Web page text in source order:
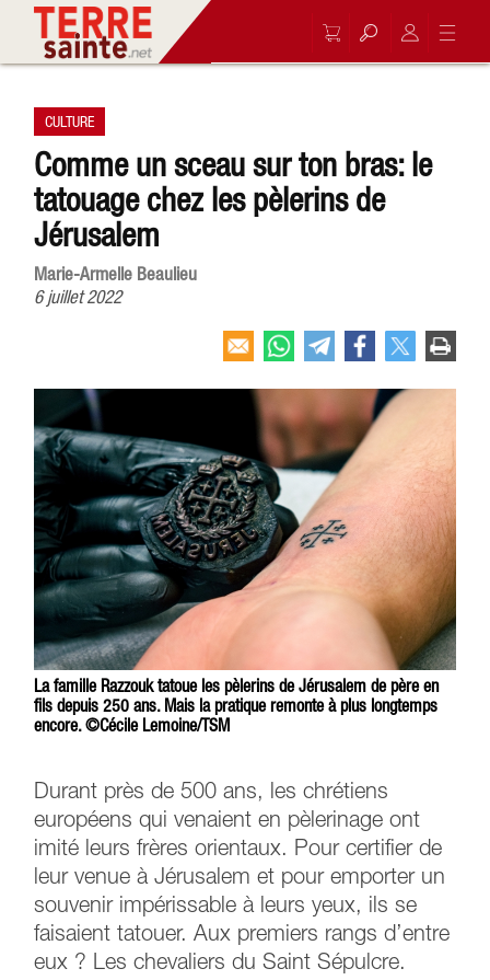
CULTURE
Comme un sceau sur ton bras: le
tatouage chez les pèlerins de
Jérusalem
Marie-Armelle Beaulieu
6 juillet 2022
La famille Razzouk tatoue les pèlerins de Jérusalem de père en
fils depuis 250 ans. Mais la pratique remonte à plus longtemps
encore. ©Cécile Lemoine/TSM
Durant près de 500 ans, les chrétiens
européens qui venaient en pèlerinage ont
imité leurs frères orientaux. Pour certifier de
leur venue à Jérusalem et pour emporter un
souvenir impérissable à leurs yeux, ils se
faisaient tatouer. Aux premiers rangs d’entre
eux ? Les chevaliers du Saint Sépulcre.